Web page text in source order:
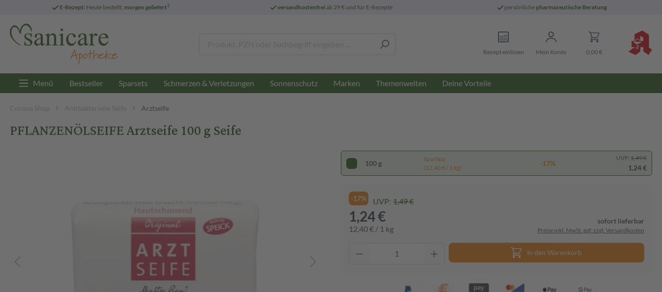
E-Rezept: Heute bestellt, morgen geliefert3 versandkostenfreiab 29 € und für E-Rezepte persönliche pharmazeutische Beratung
Rezept einlösen Mein Konto 0,00 €
Menü Bestseller Sparsets Schmerzen & Verletzungen Sonnenschutz Marken Themenwelten Deine Vorteile
Corona Shop Antibakterielle Seife Arztseife
PFLANZENÖLSEIFE Arztseife 100 g Seife
100 g
Spartipp
(12,40 € / 1 kg)
-17%
UVP: 1,49 €
1,24 €
-17% UVP: 1,49 €
1,24 €
12,40 € / 1 kg
sofort lieferbar
Preise inkl. MwSt. ggf. zzgl. Versandkosten
In den Warenkorb